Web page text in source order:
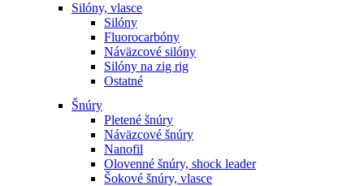
Silóny, vlasce
Silóny
Fluorocarbóny
Náväzcové silóny
Silóny na zig rig
Ostatné
Šnúry
Pletené šnúry
Náväzcové šnúry
Nanofil
Olovenné šnúry, shock leader
Šokové šnúry, vlasce